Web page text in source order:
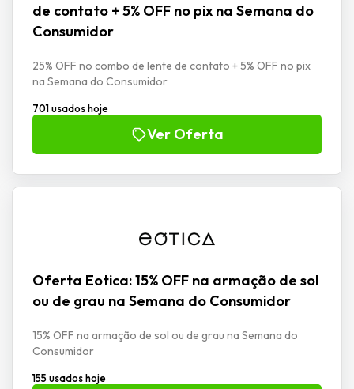
de contato + 5% OFF no pix na Semana do
Consumidor
25% OFF no combo de lente de contato + 5% OFF no pix
na Semana do Consumidor
701 usados hoje
Ver Oferta
Oferta Eotica: 15% OFF na armação de sol
ou de grau na Semana do Consumidor
15% OFF na armação de sol ou de grau na Semana do
Consumidor
155 usados hoje